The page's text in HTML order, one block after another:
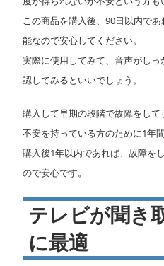
この商品を購入後、90日以内で
能なので安心してください。
実際に使用してみて、音声がし
認してみるといいでしょう。
購入して早期の段階で故障をし
不安を持っている方のために1年
購入後1年以内であれば、故障を
ので安心です。
テレビが聞き
に最適